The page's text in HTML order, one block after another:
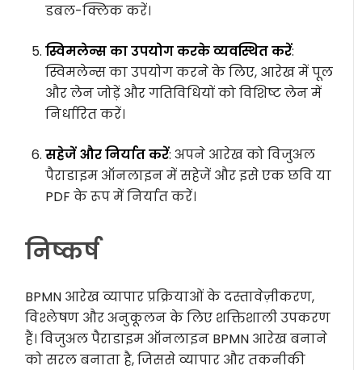
डबल-क्लिक करें।
स्विमलेन्स का उपयोग करके व्यवस्थित करें:
स्विमलेन्स का उपयोग करने के लिए, आरेख में पूल
और लेन जोड़ें और गतिविधियों को विशिष्ट लेन में
निर्धारित करें।
सहेजें और निर्यात करें: अपने आरेख को विजुअल
पैराडाइम ऑनलाइन में सहेजें और इसे एक छवि या
PDF के रूप में निर्यात करें।
निष्कर्ष
BPMN आरेख व्यापार प्रक्रियाओं के दस्तावेज़ीकरण,
विश्लेषण और अनुकूलन के लिए शक्तिशाली उपकरण
हैं। विजुअल पैराडाइम ऑनलाइन BPMN आरेख बनाने
को सरल बनाता है, जिससे व्यापार और तकनीकी